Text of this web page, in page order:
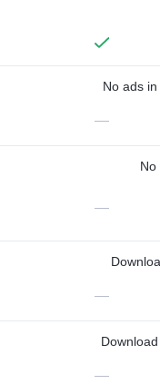
No ads
—
No
—
—
—